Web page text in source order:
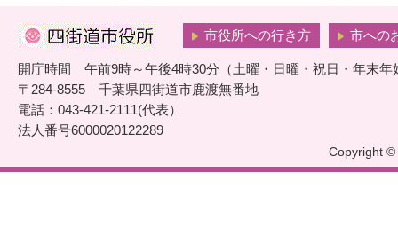
市役所への行き方 市への
開庁時間 午前9時～午後4時30分（土曜・日曜・祝日・年末年
〒284-8555 千葉県四街道市鹿渡無番地
電話：043-421-2111(代表）
法人番号6000020122289
Copyright ©